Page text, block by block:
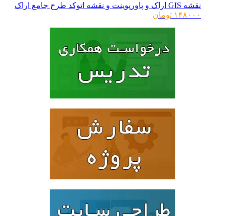
نقشه GIS اراک و پاورپوینت و نقشه اتوکد طرح جامع اراک
۱۴۸۰۰۰ تومان